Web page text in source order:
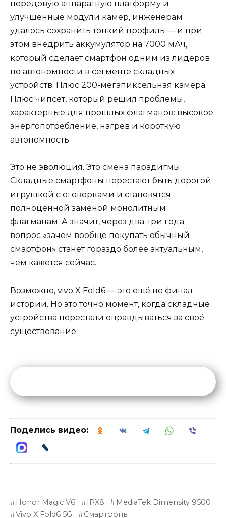
передовую аппаратную платформу и
улучшенные модули камер, инженерам
удалось сохранить тонкий профиль — и при
этом внедрить аккумулятор на 7000 мАч,
который сделает смартфон одним из лидеров
по автономности в сегменте складных
устройств. Плюс 200-мегапиксельная камера.
Плюс чипсет, который решил проблемы,
характерные для прошлых флагманов: высокое
энергопотребление, нагрев и короткую
автономность.
Это не эволюция. Это смена парадигмы.
Складные смартфоны перестают быть дорогой
игрушкой с оговорками и становятся
полноценной заменой монолитным
флагманам. А значит, через два-три года
вопрос «зачем вообще покупать обычный
смартфон» станет гораздо более актуальным,
чем кажется сейчас.
Возможно, vivo X Fold6 — это ещё не финал
истории. Но это точно момент, когда складные
устройства перестали оправдываться за своё
существование.
Поделись видео:
Honor Magic V6 IPX8
MediaTek Dimensity 9500
Vivo X Fold6 5G
Смартфоны